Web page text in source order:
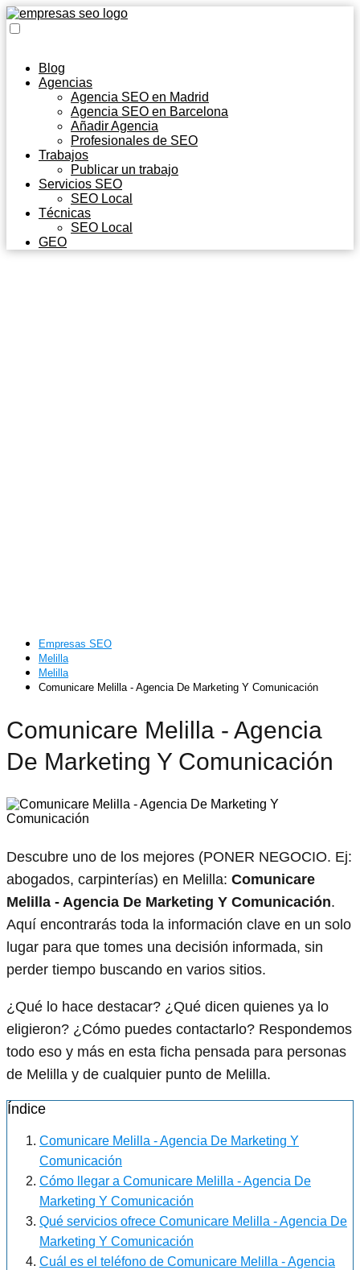
Blog
Agencias
Agencia SEO en Madrid
Agencia SEO en Barcelona
Añadir Agencia
Profesionales de SEO
Trabajos
Publicar un trabajo
Servicios SEO
SEO Local
Técnicas
SEO Local
GEO
Empresas SEO
Melilla
Melilla
Comunicare Melilla - Agencia De Marketing Y Comunicación
Comunicare Melilla - Agencia
De Marketing Y Comunicación
Descubre uno de los mejores (PONER NEGOCIO. Ej:
abogados, carpinterías) en Melilla: Comunicare
Melilla - Agencia De Marketing Y Comunicación.
Aquí encontrarás toda la información clave en un solo
lugar para que tomes una decisión informada, sin
perder tiempo buscando en varios sitios.
¿Qué lo hace destacar? ¿Qué dicen quienes ya lo
eligieron? ¿Cómo puedes contactarlo? Respondemos
todo eso y más en esta ficha pensada para personas
de Melilla y de cualquier punto de Melilla.
Índice
Comunicare Melilla - Agencia De Marketing Y
Comunicación
Cómo llegar a Comunicare Melilla - Agencia De
Marketing Y Comunicación
Qué servicios ofrece Comunicare Melilla - Agencia De
Marketing Y Comunicación
Cuál es el teléfono de Comunicare Melilla - Agencia